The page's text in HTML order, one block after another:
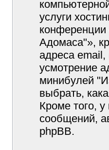
услуги
конференции
Адомаса"»,
адреса email,
усмотрение
минибулей
выбрать,
Кроме того, у
сообщений,
phpBB.